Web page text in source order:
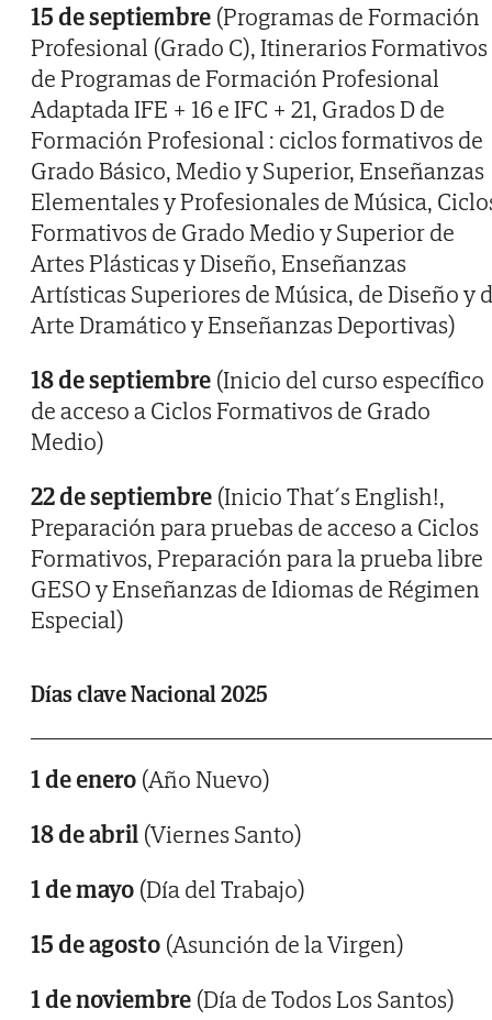
15 de septiembre (Programas de Formación
Profesional (Grado C), Itinerarios Formativos
de Programas de Formación Profesional
Adaptada IFE + 16 e IFC + 21, Grados D de
Formación Profesional : ciclos formativos de
Grado Básico, Medio y Superior, Enseñanzas
Elementales y Profesionales de Música,
Formativos de Grado Medio y Superior de
Artes Plásticas y Diseño, Enseñanzas
Artísticas Superiores de Música, de Diseño y
Arte Dramático y Enseñanzas Deportivas)
18 de septiembre (Inicio del curso específico
de acceso a Ciclos Formativos de Grado
Medio)
22 de septiembre (Inicio That´s English!,
Preparación para pruebas de acceso a Ciclos
Formativos, Preparación para la prueba libre
GESO y Enseñanzas de Idiomas de Régimen
Especial)
Días clave Nacional 2025
1 de enero (Año Nuevo)
18 de abril (Viernes Santo)
1 de mayo (Día del Trabajo)
15 de agosto (Asunción de la Virgen)
1 de noviembre (Día de Todos Los Santos)